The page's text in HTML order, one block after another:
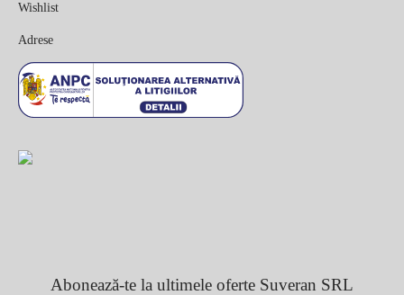
Wishlist
Adrese
Abonează-te la ultimele oferte Suveran SRL